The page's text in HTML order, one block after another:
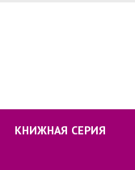
КНИЖНАЯ СЕРИЯ